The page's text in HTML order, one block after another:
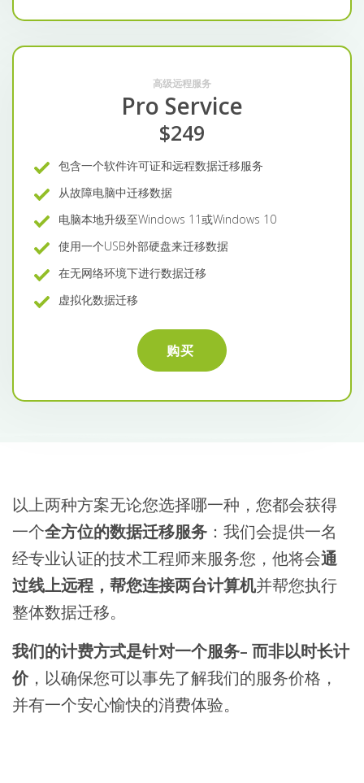
高级远程服务
Pro Service
$249
包含一个软件许可证和远程数据迁移服务
从故障电脑中迁移数据
电脑本地升级至Windows 11或Windows 10
使用一个USB外部硬盘来迁移数据
在无网络环境下进行数据迁移
虚拟化数据迁移
购买
以上两种方案无论您选择哪一种，您都会获得
一个全方位的数据迁移服务 ：我们会提供一名
经专业认证的技术工程师来服务您，他将会通
过线上远程，帮您连接两台计算机并帮您执行
整体数据迁移。
我们的计费方式是针对一个服务– 而非以时长计
价，以确保您可以事先了解我们的服务价格，
并有一个安心愉快的消费体验。